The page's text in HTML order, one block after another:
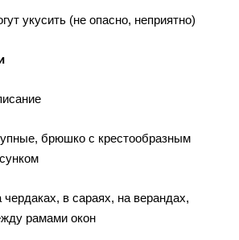
укусить (не опасно, неприятно)
брюшко с крестообразным
чердаках, в сараях, на верандах,
рамами окон